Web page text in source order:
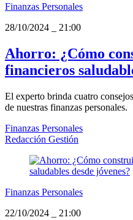
Finanzas Personales
28/10/2024
21:00
Ahorro: ¿Cómo
financieros
El experto brinda cuatro
de nuestras finanzas personales.
Finanzas Personales
Redacción Gestión
Finanzas Personales
22/10/2024
21:00